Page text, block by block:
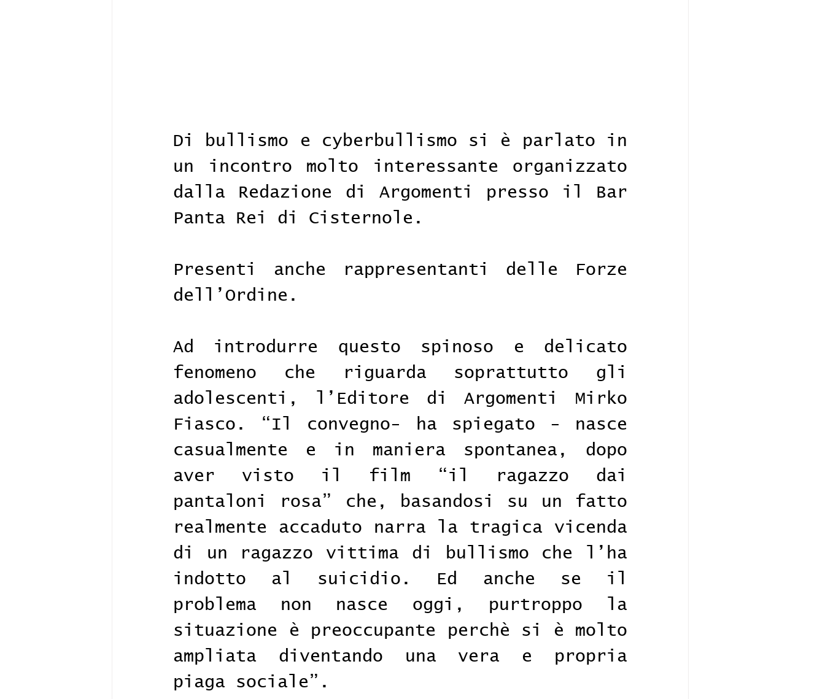
Di bullismo e cyberbullismo si è parlato in
un incontro molto interessante organizzato
dalla Redazione di Argomenti presso il Bar
Panta Rei di Cisternole.
Presenti anche rappresentanti delle Forze
dell’Ordine.
Ad introdurre questo spinoso e delicato
fenomeno che riguarda soprattutto gli
adolescenti, l’Editore di Argomenti Mirko
Fiasco. “Il convegno- ha spiegato - nasce
casualmente e in maniera spontanea, dopo
aver visto il film “il ragazzo dai
pantaloni rosa” che, basandosi su un fatto
realmente accaduto narra la tragica vicenda
di un ragazzo vittima di bullismo che l’ha
indotto al suicidio. Ed anche se il
problema non nasce oggi, purtroppo la
situazione è preoccupante perchè si è molto
ampliata diventando una vera e propria
piaga sociale”.